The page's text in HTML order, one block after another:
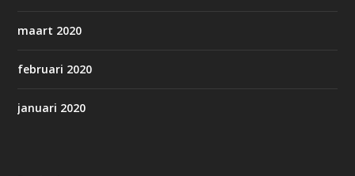
maart 2020
februari 2020
januari 2020